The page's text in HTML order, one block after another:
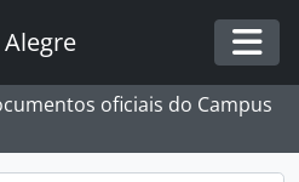
Alegre
oficiais do Campus